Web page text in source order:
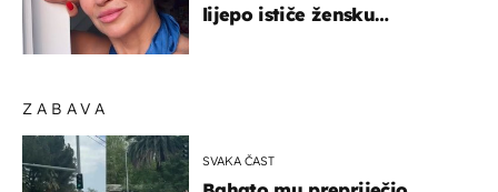
ZABAVA
SVAKA ČAST
lijepo ističe žensku